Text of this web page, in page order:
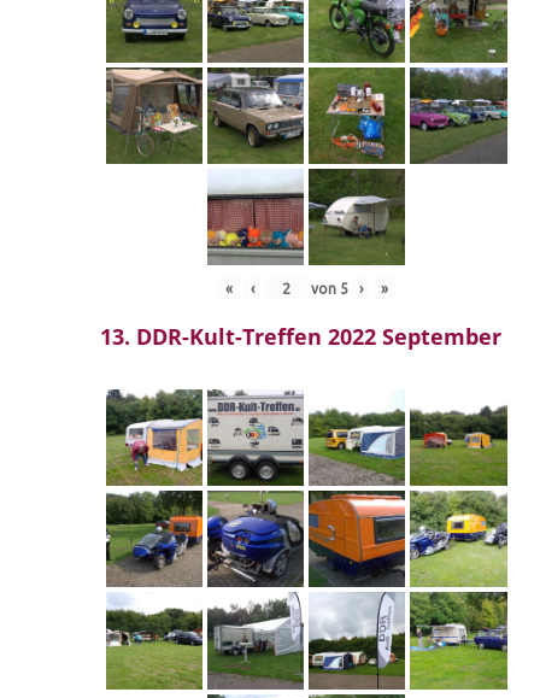
« ‹ von 5 › »
13. DDR-Kult-Treffen 2022 September